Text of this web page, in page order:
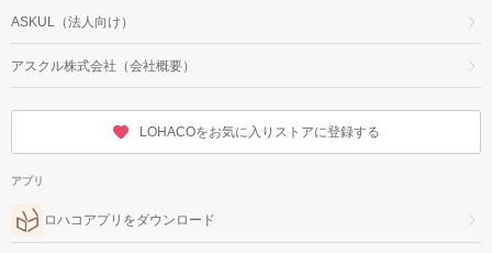
ASKUL（法人向け）
アスクル株式会社（会社概要）
LOHACOをお気に入りストアに登録する
アプリ
ロハコアプリをダウンロード